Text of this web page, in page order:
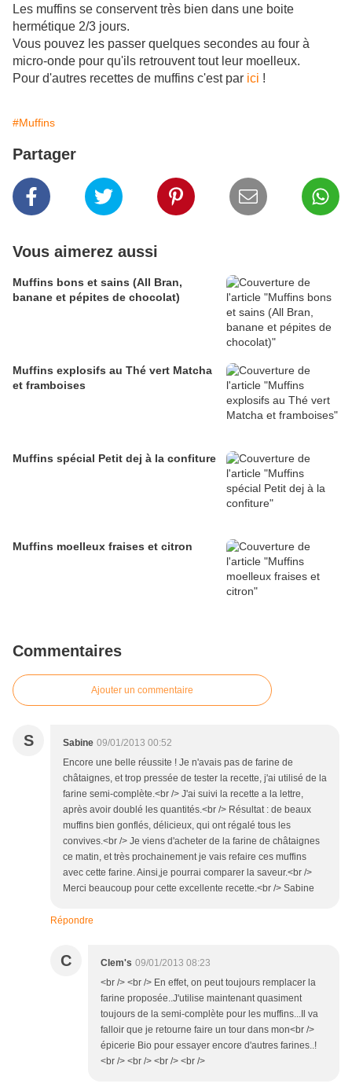
Les muffins se conservent très bien dans une boite
hermétique 2/3 jours.
Vous pouvez les passer quelques secondes au four à
micro-onde pour qu'ils retrouvent tout leur moelleux.
Pour d'autres recettes de muffins c'est par ici !
#Muffins
Partager
Vous aimerez aussi
Muffins bons et sains (All Bran,
banane et pépites de chocolat)
Muffins explosifs au Thé vert Matcha
et framboises
Muffins spécial Petit dej à la confiture
Muffins moelleux fraises et citron
Commentaires
Ajouter un commentaire
S Sabine 09/01/2013 00:52
Encore une belle réussite ! Je n'avais pas de farine de
châtaignes, et trop pressée de tester la recette, j'ai utilisé de la
farine semi-complète.<br /> J'ai suivi la recette a la lettre,
après avoir doublé les quantités.<br /> Résultat : de beaux
muffins bien gonflés, délicieux, qui ont régalé tous les
convives.<br /> Je viens d'acheter de la farine de châtaignes
ce matin, et très prochainement je vais refaire ces muffins
avec cette farine. Ainsi,je pourrai comparer la saveur.<br />
Merci beaucoup pour cette excellente recette.<br /> Sabine
Répondre
C Clem's 09/01/2013 08:23
<br /> <br /> En effet, on peut toujours remplacer la
farine proposée..J'utilise maintenant quasiment
toujours de la semi-complète pour les muffins...Il va
falloir que je retourne faire un tour dans mon<br />
épicerie Bio pour essayer encore d'autres farines..!
<br /> <br /> <br /> <br />